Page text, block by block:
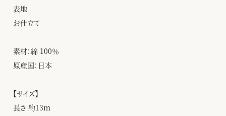
表地
お仕立て
素材：綿 100％
原産国：日本
【サイズ】
長さ 約13ｍ